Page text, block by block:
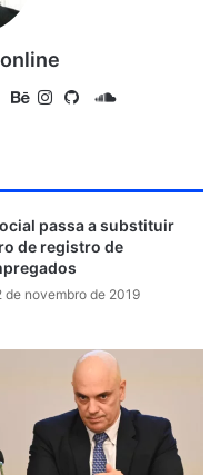
r
n
c
a
g
u
b
S
C
l
o
passa a substituir
de registro de
de novembro de 2019